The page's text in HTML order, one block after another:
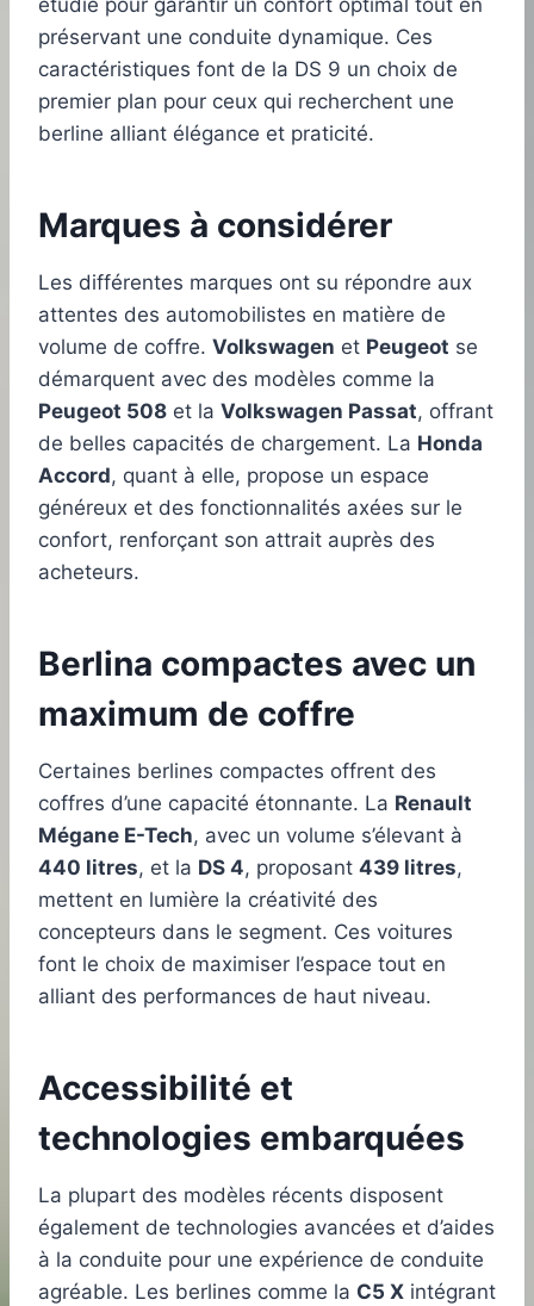
étudié pour garantir un confort optimal tout en
préservant une conduite dynamique. Ces
caractéristiques font de la DS 9 un choix de
premier plan pour ceux qui recherchent une
berline alliant élégance et praticité.
Marques à considérer
Les différentes marques ont su répondre aux
attentes des automobilistes en matière de
volume de coffre. Volkswagen et Peugeot se
démarquent avec des modèles comme la
Peugeot 508 et la Volkswagen Passat, offrant
de belles capacités de chargement. La Honda
Accord, quant à elle, propose un espace
généreux et des fonctionnalités axées sur le
confort, renforçant son attrait auprès des
acheteurs.
Berlina compactes avec un
maximum de coffre
Certaines berlines compactes offrent des
coffres d’une capacité étonnante. La Renault
Mégane E-Tech, avec un volume s’élevant à
440 litres, et la DS 4, proposant 439 litres,
mettent en lumière la créativité des
concepteurs dans le segment. Ces voitures
font le choix de maximiser l’espace tout en
alliant des performances de haut niveau.
Accessibilité et
technologies embarquées
La plupart des modèles récents disposent
également de technologies avancées et d’aides
à la conduite pour une expérience de conduite
agréable. Les berlines comme la C5 X intégrant